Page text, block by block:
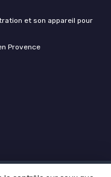
et son appareil pour
Provence